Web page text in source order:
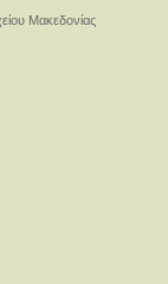
Μακεδονίας